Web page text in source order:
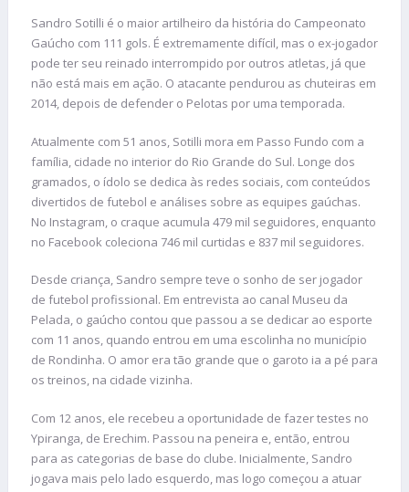
Sandro Sotilli é o maior artilheiro da história do Campeonato
Gaúcho com 111 gols. É extremamente difícil, mas o ex-jogador
pode ter seu reinado interrompido por outros atletas, já que
não está mais em ação. O atacante pendurou as chuteiras em
2014, depois de defender o Pelotas por uma temporada.
Atualmente com 51 anos, Sotilli mora em Passo Fundo com a
família, cidade no interior do Rio Grande do Sul. Longe dos
gramados, o ídolo se dedica às redes sociais, com conteúdos
divertidos de futebol e análises sobre as equipes gaúchas.
No Instagram, o craque acumula 479 mil seguidores, enquanto
no Facebook coleciona 746 mil curtidas e 837 mil seguidores.
Desde criança, Sandro sempre teve o sonho de ser jogador
de futebol profissional. Em entrevista ao canal Museu da
Pelada, o gaúcho contou que passou a se dedicar ao esporte
com 11 anos, quando entrou em uma escolinha no município
de Rondinha. O amor era tão grande que o garoto ia a pé para
os treinos, na cidade vizinha.
Com 12 anos, ele recebeu a oportunidade de fazer testes no
Ypiranga, de Erechim. Passou na peneira e, então, entrou
para as categorias de base do clube. Inicialmente, Sandro
jogava mais pelo lado esquerdo, mas logo começou a atuar